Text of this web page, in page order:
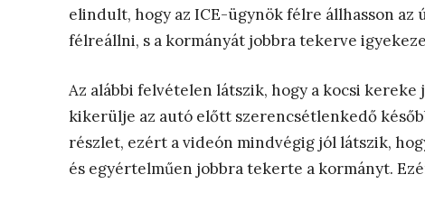
elindult, hogy az ICE-ügynök félre állhasson az
félreállni, s a kormányát jobbra tekerve
Az alábbi felvételen látszik, hogy a kocsi
kikerülje az autó előtt szerencsétlenkedő
részlet, ezért a videón mindvégig jól látszik,
és egyértelműen jobbra tekerte a kormányt.